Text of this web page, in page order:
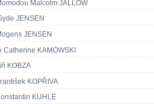
Malcolm JALLOW
JENSEN
JENSEN
Catherine KAMOWSKI
KOBZA
KOPŘIVA
KUHLE